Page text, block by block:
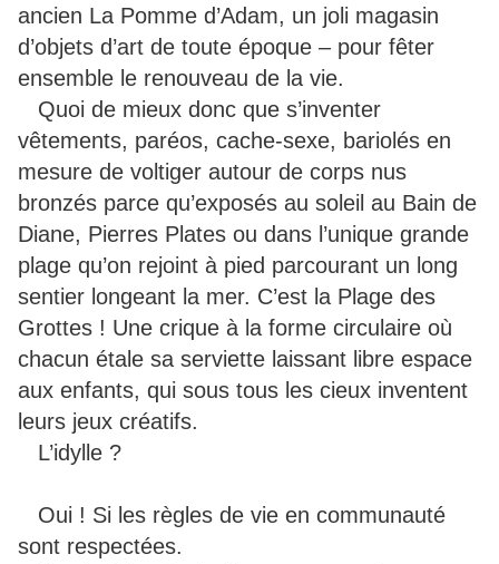
ancien La Pomme d’Adam, un joli magasin
d’objets d’art de toute époque – pour fêter
ensemble le renouveau de la vie.
Quoi de mieux donc que s’inventer
vêtements, paréos, cache-sexe, bariolés en
mesure de voltiger autour de corps nus
bronzés parce qu’exposés au soleil au Bain de
Diane, Pierres Plates ou dans l’unique grande
plage qu’on rejoint à pied parcourant un long
sentier longeant la mer. C’est la Plage des
Grottes ! Une crique à la forme circulaire où
chacun étale sa serviette laissant libre espace
aux enfants, qui sous tous les cieux inventent
leurs jeux créatifs.
L’idylle ?
Oui ! Si les règles de vie en communauté
sont respectées.